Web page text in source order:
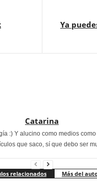
Ya
Catarina
:) Y alucino como medios
que saco, sí que debo ser
relacionados Más del